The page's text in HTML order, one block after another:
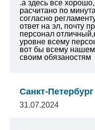
.а здесь все
расчитано по
согласно
ответ на эл, почту
персонал
уровне всему
вот бы всему
своим обязаностям
Санкт-Петербург
31.07.2024